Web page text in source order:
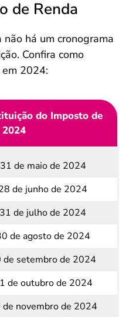
de Renda
há um cronograma
Confira como
2024:
do Imposto de
2024
31 de maio de 2024
de junho de 2024
31 de julho de 2024
de agosto de 2024
de setembro de 2024
de outubro de 2024
de novembro de 2024